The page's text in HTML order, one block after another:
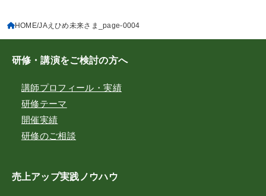
HOME JAえひめ未来さま_page-0004
研修・講演をご検討の方へ
講師プロフィール・実績
研修テーマ
開催実績
研修のご相談
売上アップ実践ノウハウ